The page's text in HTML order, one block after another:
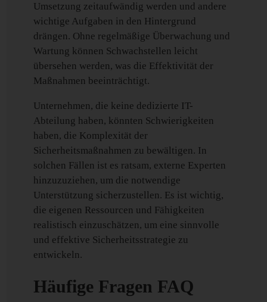
Umsetzung zeitaufwändig werden und andere
wichtige Aufgaben in den Hintergrund
drängen. Ohne regelmäßige Überwachung und
Wartung können Schwachstellen leicht
übersehen werden, was die Effektivität der
Maßnahmen beeinträchtigt.
Unternehmen, die keine dedizierte IT-
Abteilung haben, könnten Schwierigkeiten
haben, die Komplexität der
Sicherheitsmaßnahmen zu bewältigen. In
solchen Fällen ist es ratsam, externe Experten
hinzuzuziehen, um die notwendige
Unterstützung sicherzustellen. Es ist wichtig,
die eigenen Ressourcen und Fähigkeiten
realistisch einzuschätzen, um eine sinnvolle
und effektive Sicherheitsstrategie zu
entwickeln.
Häufige Fragen FAQ